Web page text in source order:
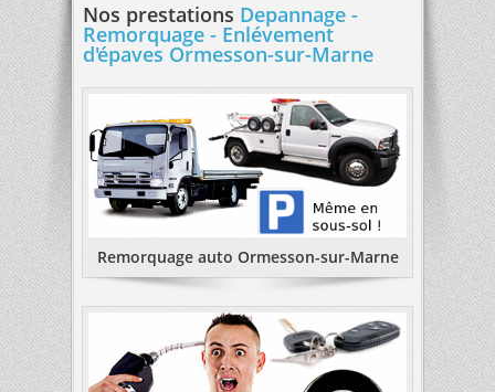
Nos prestations Depannage -
Remorquage - Enlévement
d'épaves Ormesson-sur-Marne
Remorquage auto Ormesson-sur-Marne